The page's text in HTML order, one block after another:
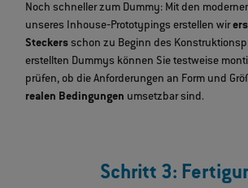
Noch schneller zum Dummy: Mit den
unseres Inhouse‐Prototypings erstellen wir
Steckersschon zu Beginn des
erstellten Dummys können Sie testweise
prüfen, ob die Anforderungen an Form und
realen Bedingungen umsetzbar sind.
Schritt 3: